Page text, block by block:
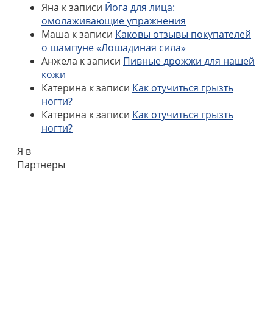
Яна к записи Йога для лица:
омолаживающие упражнения
Маша к записи Каковы отзывы покупателей
о шампуне «Лошадиная сила»
Анжела к записи Пивные дрожжи для нашей
кожи
Катерина к записи Как отучиться грызть
ногти?
Катерина к записи Как отучиться грызть
ногти?
Я в
Партнеры